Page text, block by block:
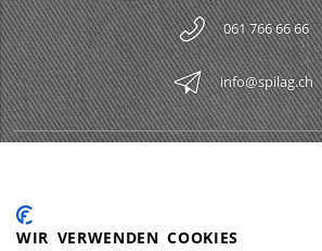
061 766 66 66
info@spilag.ch
LEGAL
WIR VERWENDEN COOKIES